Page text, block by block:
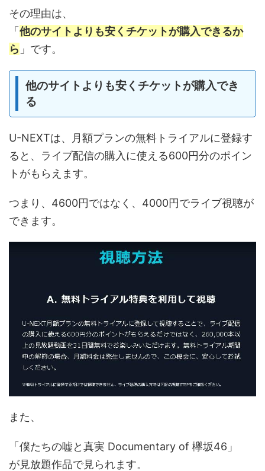
その理由は、
「他のサイトよりも安くチケットが購入できるか
ら 」です。
他のサイトよりも安くチケットが購入でき
る
U-NEXTは、月額プランの無料トライアルに登録す
ると、ライブ配信の購入に使える600円分のポイン
トがもらえます。
つまり、4600円ではなく、4000円でライブ視聴が
できます。
また、
「僕たちの嘘と真実 Documentary of 欅坂46」
が見放題作品で見られます。